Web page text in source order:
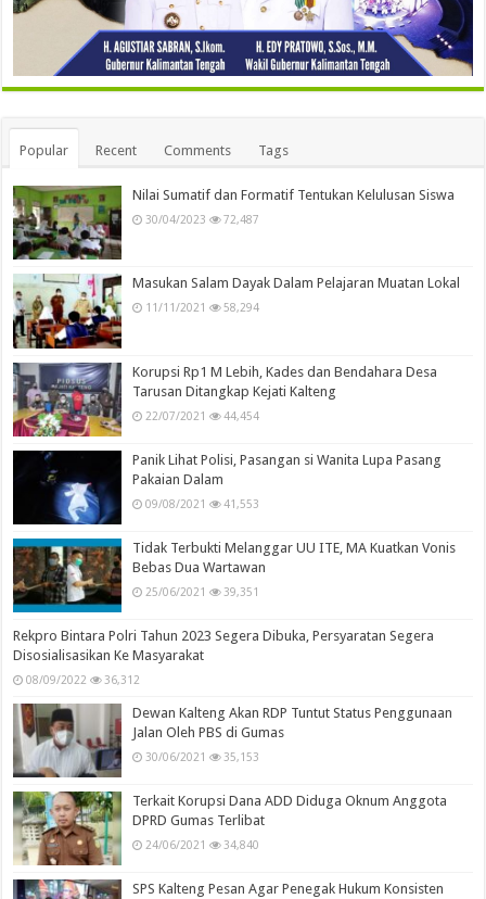
Popular Recent Comments Tags
Nilai Sumatif dan Formatif Tentukan Kelulusan Siswa
30/04/2023 72,487
Masukan Salam Dayak Dalam Pelajaran Muatan Lokal
11/11/2021 58,294
Korupsi Rp1 M Lebih, Kades dan Bendahara Desa
Tarusan Ditangkap Kejati Kalteng
22/07/2021 44,454
Panik Lihat Polisi, Pasangan si Wanita Lupa Pasang
Pakaian Dalam
09/08/2021 41,553
Tidak Terbukti Melanggar UU ITE, MA Kuatkan Vonis
Bebas Dua Wartawan
25/06/2021 39,351
Rekpro Bintara Polri Tahun 2023 Segera Dibuka, Persyaratan Segera
Disosialisasikan Ke Masyarakat
08/09/2022 36,312
Dewan Kalteng Akan RDP Tuntut Status Penggunaan
Jalan Oleh PBS di Gumas
30/06/2021 35,153
Terkait Korupsi Dana ADD Diduga Oknum Anggota
DPRD Gumas Terlibat
24/06/2021 34,840
SPS Kalteng Pesan Agar Penegak Hukum Konsisten